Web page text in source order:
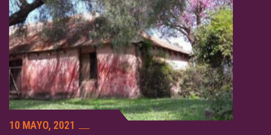
10 MAYO, 2021